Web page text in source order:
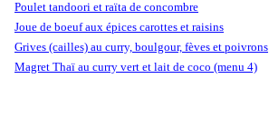
Poulet tandoori et raïta de concombre
Joue de boeuf aux épices carottes et raisins
Grives (cailles) au curry, boulgour, fèves et poivrons
Magret Thaï au curry vert et lait de coco (menu 4)